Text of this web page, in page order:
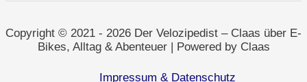
Copyright © 2021 - 2026 Der Velozipedist – Claas über E-
Bikes, Alltag & Abenteuer | Powered by Claas
Impressum & Datenschutz